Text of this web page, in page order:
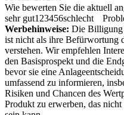
Wie bewerten Sie die aktuell
sehr gut1 23456schlecht
Werbehinweise: Die Billigung
ist nicht als ihre Befürwortung
verstehen. Wir empfehlen
den Basisprospekt und die
bevor sie eine
umfassend zu informieren,
Risiken und Chancen des
Produkt zu erwerben, das